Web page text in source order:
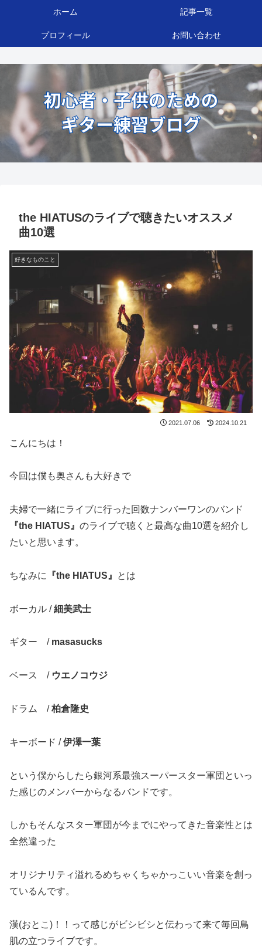
ホーム 記事一覧
プロフィール お問い合わせ
the HIATUSのライブで聴きたいオススメ
曲10選
好きなものこと
2021.07.06 2024.10.21
こんにちは！
今回は僕も奥さんも大好きで
夫婦で一緒にライブに行った回数ナンバーワンのバンド
『the HIATUS』 のライブで聴くと最高な曲10選を紹介し
たいと思います。
ちなみに 『the HIATUS』 とは
ボーカル /細美武士
ギター / masasucks
ベース / ウエノコウジ
ドラム /柏倉隆史
キーボード /伊澤一葉
という僕からしたら銀河系最強スーパースター軍団といっ
た感じのメンバーからなるバンドです。
しかもそんなスター軍団が今までにやってきた音楽性とは
全然違った
オリジナリティ溢れるめちゃくちゃかっこいい音楽を創っ
ているんです。
漢(おとこ)！！って感じがビシビシと伝わって来て毎回鳥
肌の立つライブです。